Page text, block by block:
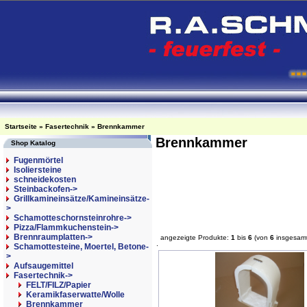
Startseite » Fasertechnik » Brennkammer
Shop Katalog
Fugenmörtel
Isoliersteine
schneidekosten
Steinbackofen->
Grillkamineinsätze/Kamineinsätze-
>
Schamotteschornsteinrohre->
Pizza/Flammkuchenstein->
Brennraumplatten->
Schamottesteine, Moertel, Betone-
>
Aufsaugemittel
Fasertechnik->
FELT/FILZ/Papier
Keramikfaserwatte/Wolle
Brennkammer
Brennkammer
angezeigte Produkte: 1 bis 6 (von 6